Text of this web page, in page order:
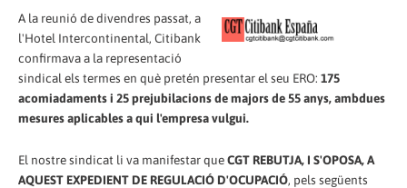
A la reunió de divendres passat, a
l'Hotel Intercontinental, Citibank
confirmava a la representació
sindical els termes en què pretén presentar el seu ERO: 175
acomiadaments i 25 prejubilacions de majors de 55 anys, ambdues
mesures aplicables a qui l'empresa vulgui.
El nostre sindicat li va manifestar queCGT REBUTJA, I S'OPOSA, A
AQUEST EXPEDIENT DE REGULACIÓ D'OCUPACIÓ, pels següents